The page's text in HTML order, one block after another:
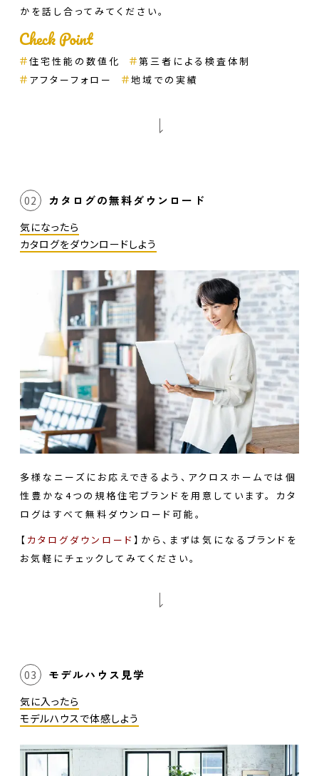
かを話し合ってみてください。
住宅性能の数値化
第三者による検査体制
アフターフォロー
地域での実績
02 カタログの無料ダウンロード
気になったら
カタログをダウンロードしよう
多様なニーズにお応えできるよう、アクロスホームでは個
性豊かな4つの規格住宅ブランドを用意しています。 カタ
ログはすべて無料ダウンロード可能。
【 カタログダウンロード 】から、まずは気になるブランドを
お気軽にチェックしてみてください。
03 モデルハウス見学
気に入ったら
モデルハウスで体感しよう